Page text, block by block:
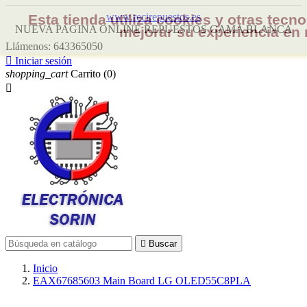
www.recirepuestos.es
NUEVA PAGINA ONLINE REPUESTOS GAMA BLANCA
Llámenos: 643365050
 Iniciar sesión
shopping_cart Carrito (0)

 Buscar
Inicio
EAX67685603 Main Board LG OLED55C8PLA
Esta tienda utiliza cookies y otras
mejorar su experiencia en